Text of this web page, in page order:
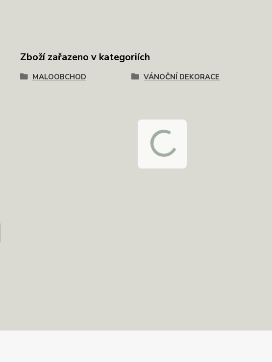
Zboží zařazeno v kategoriích
MALOOBCHOD VÁNOČNÍ DEKORACE